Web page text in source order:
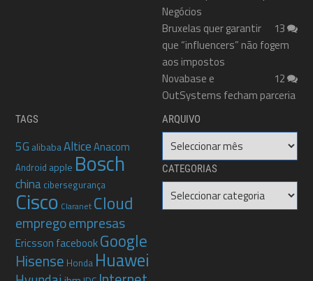
Negócios
13
Bruxelas quer garantir
que “influencers” não fogem
aos impostos
12
Novabase e
OutSystems fecham parceria
TAGS
5G alibabaAlticeAnacom
Android apple Bosch
china cibersegurança
Cisco Claranet Cloud
empregoempresas
Ericsson facebookGoogle
Hisense Honda Huawei
ARQUIVO
Arquivo
CATEGORIAS
Categorias